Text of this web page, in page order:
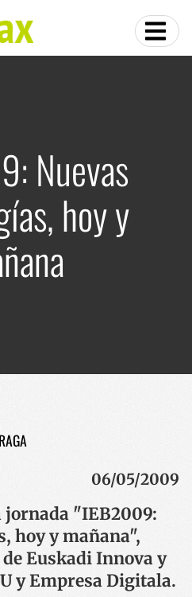
Nuevas
hoy y
06/05/2009
"IEB2009:
hoy y mañana",
Euskadi Innova y
y Empresa Digitala.